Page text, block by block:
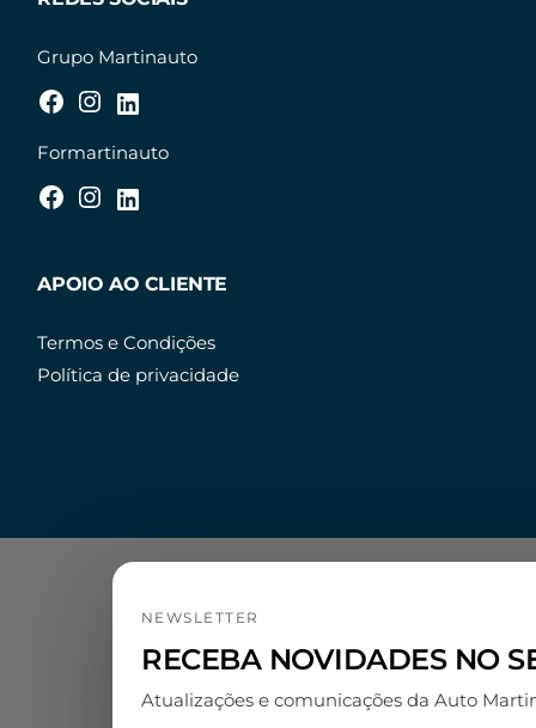
Grupo Martinauto
Formartinauto
APOIO AO CLIENTE
Termos e Condições
Política de privacidade
NEWSLETTER
RECEBA NOVIDADES NO
Atualizações e comunicações da Auto